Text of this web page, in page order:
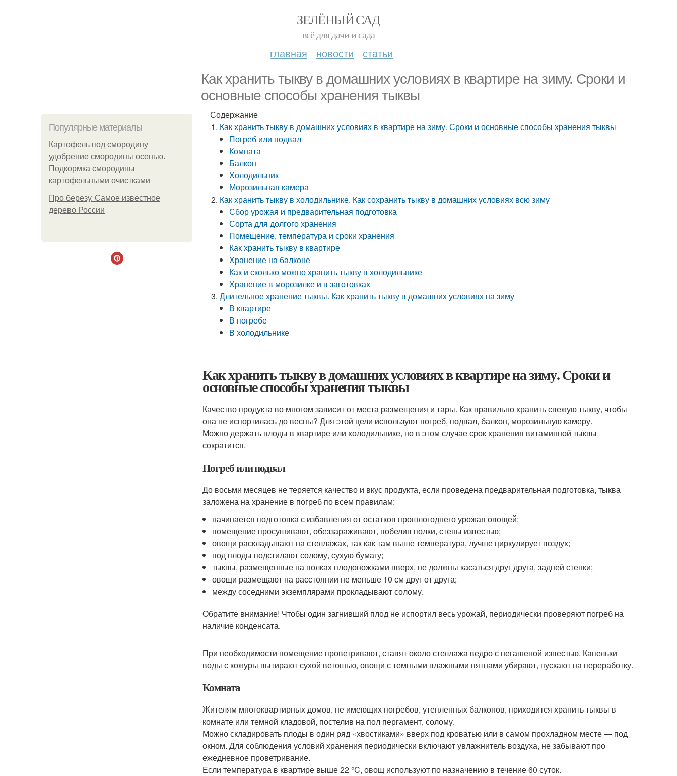
ЗЕЛЁНЫЙ САД
всё для дачи и сада
главная новости статьи
Как хранить тыкву в домашних условиях в квартире на зиму. Сроки и
основные способы хранения тыквы
Популярные материалы
Картофель под смородину
удобрение смородины осенью.
Подкормка смородины
картофельными очистками
Про березу. Самое известное
дерево России
Содержание
Как хранить тыкву в домашних условиях в квартире на зиму. Сроки и основные способы хранения тыквы
Погреб или подвал
Комната
Балкон
Холодильник
Морозильная камера
Как хранить тыкву в холодильнике. Как сохранить тыкву в домашних условиях всю зиму
Сбор урожая и предварительная подготовка
Сорта для долгого хранения
Помещение, температура и сроки хранения
Как хранить тыкву в квартире
Хранение на балконе
Как и сколько можно хранить тыкву в холодильнике
Хранение в морозилке и в заготовках
Длительное хранение тыквы. Как хранить тыкву в домашних условиях на зиму
В квартире
В погребе
В холодильнике
Как хранить тыкву в домашних условиях в квартире на зиму. Сроки и
основные способы хранения тыквы
Качество продукта во многом зависит от места размещения и тары. Как правильно хранить свежую тыкву, чтобы
она не испортилась до весны? Для этой цели используют погреб, подвал, балкон, морозильную камеру.
Можно держать плоды в квартире или холодильнике, но в этом случае срок хранения витаминной тыквы
сократится.
Погреб или подвал
До восьми месяцев не теряется качество и вкус продукта, если проведена предварительная подготовка, тыква
заложена на хранение в погреб по всем правилам:
начинается подготовка с избавления от остатков прошлогоднего урожая овощей;
помещение просушивают, обеззараживают, побелив полки, стены известью;
овощи раскладывают на стеллажах, так как там выше температура, лучше циркулирует воздух;
под плоды подстилают солому, сухую бумагу;
тыквы, размещенные на полках плодоножками вверх, не должны касаться друг друга, задней стенки;
овощи размещают на расстоянии не меньше 10 см друг от друга;
между соседними экземплярами прокладывают солому.
Обратите внимание! Чтобы один загнивший плод не испортил весь урожай, периодически проверяют погреб на
наличие конденсата.
При необходимости помещение проветривают, ставят около стеллажа ведро с негашеной известью. Капельки
воды с кожуры вытирают сухой ветошью, овощи с темными влажными пятнами убирают, пускают на переработку.
Комната
Жителям многоквартирных домов, не имеющих погребов, утепленных балконов, приходится хранить тыквы в
комнате или темной кладовой, постелив на пол пергамент, солому.
Можно складировать плоды в один ряд «хвостиками» вверх под кроватью или в самом прохладном месте — под
окном. Для соблюдения условий хранения периодически включают увлажнитель воздуха, не забывают про
ежедневное проветривание.
Если температура в квартире выше 22 °C, овощ используют по назначению в течение 60 суток.